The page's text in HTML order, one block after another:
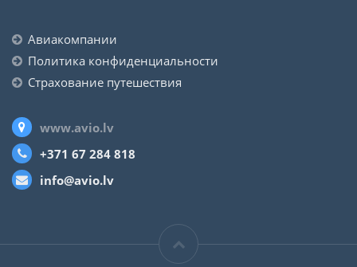
Авиакомпании
Политика конфиденциальности
Страхование путешествия
www.avio.lv
+371 67 284 818
info@avio.lv